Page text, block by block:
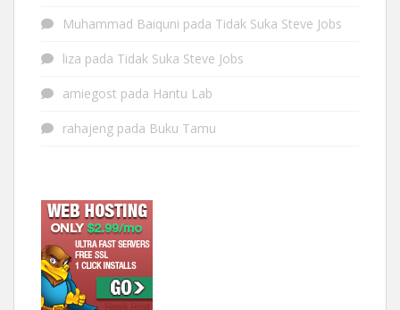
Muhammad Baiquni pada Tidak Suka Steve Jobs
liza pada Tidak Suka Steve Jobs
amiegost pada Hantu Lab
rahajeng pada Buku Tamu